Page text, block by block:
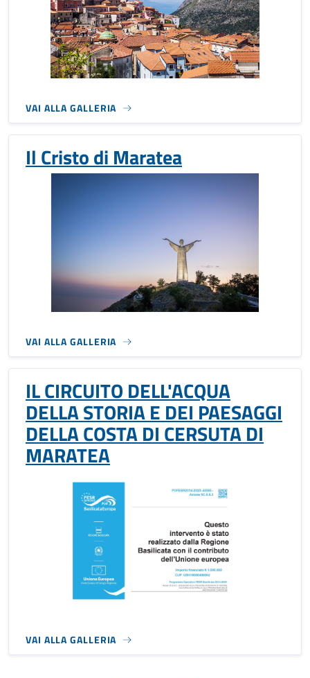
VAI ALLA GALLERIA
Il Cristo di Maratea
VAI ALLA GALLERIA
IL CIRCUITO DELL'ACQUA
DELLA STORIA E DEI PAESAGGI
DELLA COSTA DI CERSUTA DI
MARATEA
VAI ALLA GALLERIA